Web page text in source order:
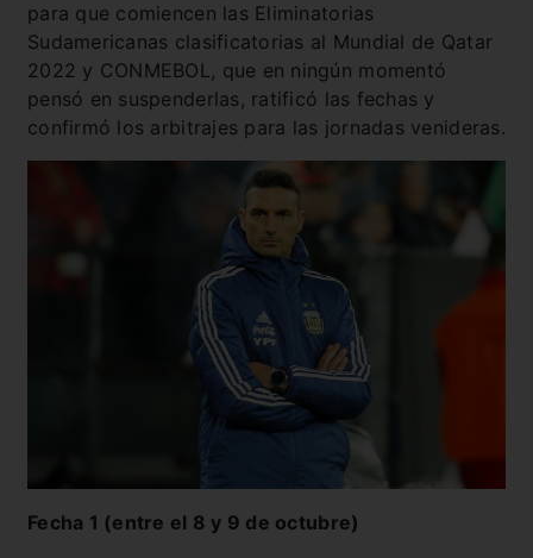
para que comiencen las Eliminatorias
Sudamericanas clasificatorias al Mundial de Qatar
2022 y CONMEBOL, que en ningún momentó
pensó en suspenderlas, ratificó las fechas y
confirmó los arbitrajes para las jornadas venideras.
Fecha 1 (entre el 8 y 9 de octubre)